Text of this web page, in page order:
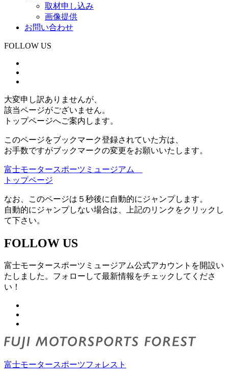
取材申し込み
画像提供
お問い合わせ
FOLLOW US
大変申し訳ありませんが、
該当ページがございません。
トップページへご案内します。
このページをブックマーク登録されていた方は、
お手数ですがブックマークの変更をお願いいたします。
富士モータースポーツミュージアム
トップページ
なお、このページは５秒後に自動的にジャンプします。
自動的にジャンプしない場合は、上記のリンクをクリックし
て下さい。
FOLLOW US
富士モータースポーツミュージアム公式アカウントを開設い
たしました。フォローして最新情報をチェックしてくださ
い！
富士モータースポーツフォレスト